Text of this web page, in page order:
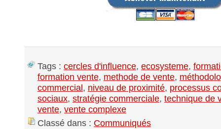
Tags : cercles d'influence, ecosysteme,
formation vente, methode de vente,
commercial , niveau de proximité, processus
sociaux, stratégie commerciale, technique de
vente, vente complexe
Classé dans : Communiqués